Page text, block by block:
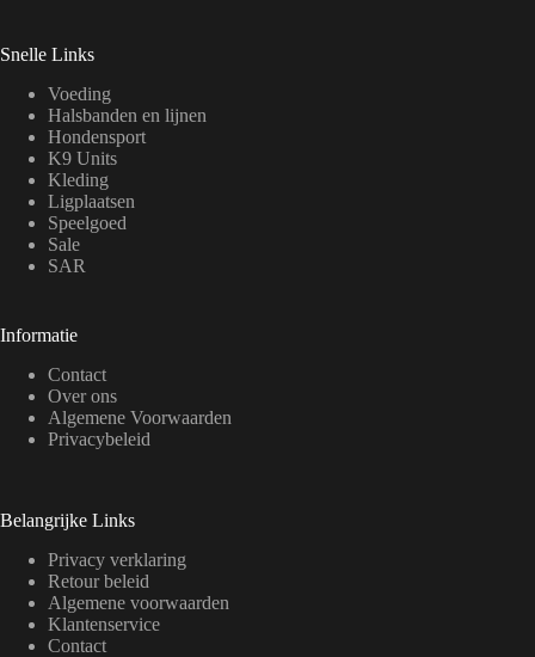
Snelle Links
Voeding
Halsbanden en lijnen
Hondensport
K9 Units
Kleding
Ligplaatsen
Speelgoed
Sale
SAR
Informatie
Contact
Over ons
Algemene Voorwaarden
Privacybeleid
Belangrijke Links
Privacy verklaring
Retour beleid
Algemene voorwaarden
Klantenservice
Contact